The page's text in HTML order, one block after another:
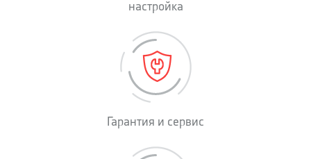
настройка
Гарантия и сервис